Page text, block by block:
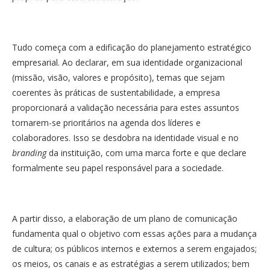
Tudo começa com a edificação do planejamento estratégico
empresarial. Ao declarar, em sua identidade organizacional
(missão, visão, valores e propósito), temas que sejam
coerentes às práticas de sustentabilidade, a empresa
proporcionará a validação necessária para estes assuntos
tornarem-se prioritários na agenda dos líderes e
colaboradores. Isso se desdobra na identidade visual e no
brandingda instituição, com uma marca forte e que declare
formalmente seu papel responsável para a sociedade.
A partir disso, a elaboração de um plano de comunicação
fundamenta qual o objetivo com essas ações para a mudança
de cultura; os públicos internos e externos a serem engajados;
os meios, os canais e as estratégias a serem utilizados; bem